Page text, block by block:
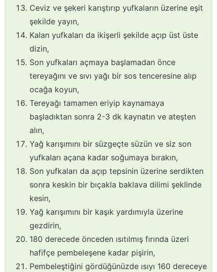
Ceviz ve şekeri karıştırıp yufkaların üzerine eşit
şekilde yayın,
Kalan yufkaları da ikişerli şekilde açıp üst üste
dizin,
Son yufkaları açmaya başlamadan önce
tereyağını ve sıvı yağı bir sos tenceresine alıp
ocağa koyun,
Tereyağı tamamen eriyip kaynamaya
başladıktan sonra 2-3 dk kaynatın ve ateşten
alın,
Yağ karışımını bir süzgeçte süzün ve siz son
yufkaları açana kadar soğumaya bırakın,
Son yufkaları da açıp tepsinin üzerine serdikten
sonra keskin bir bıçakla baklava dilimi şeklinde
kesin,
Yağ karışımını bir kaşık yardımıyla üzerine
gezdirin,
180 derecede önceden ısıtılmış fırında üzeri
hafifçe pembeleşene kadar pişirin,
Pembeleştiğini gördüğünüzde ısıyı 160 dereceye